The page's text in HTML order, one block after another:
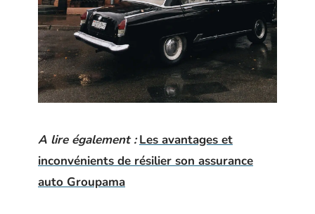
A lire également : Les avantages et
inconvénients de résilier son assurance
auto Groupama